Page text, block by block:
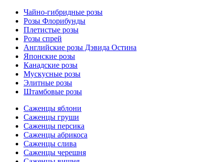
Чайно-гибридные розы
Розы Флорибунды
Плетистые розы
Розы спрей
Английские розы Дэвида Остина
Японские розы
Канадские розы
Мускусные розы
Элитные розы
Штамбовые розы
Саженцы яблони
Саженцы груши
Саженцы персика
Саженцы абрикоса
Саженцы слива
Саженцы черешня